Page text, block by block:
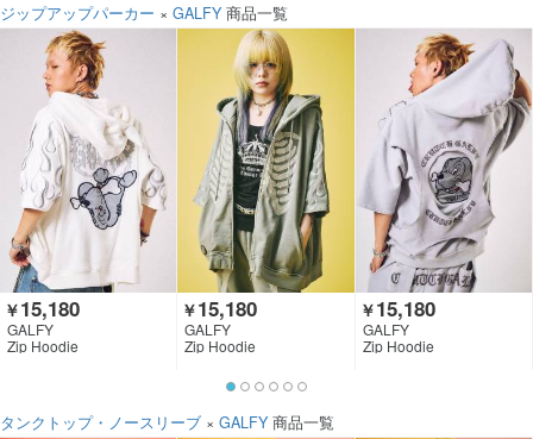
ジップアップパーカー × GALFY 商品一覧
￥15,180
GALFY
Zip Hoodie
￥15,180
GALFY
Zip Hoodie
￥15,180
GALFY
Zip Hoodie
タンクトップ・ノースリーブ × GALFY 商品一覧